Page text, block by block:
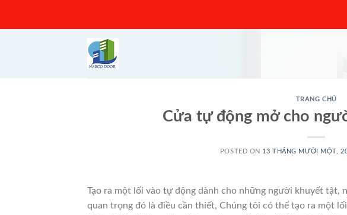
TRANG CHỦ
Cửa tự động mở cho
POSTED ON 13 THÁNG MƯỜI MỘT,
Tạo ra một lối vào tự động dành cho những người khuyết tật,
quan trọng đó là điều cần thiết, Chúng tôi có thể tạo ra một